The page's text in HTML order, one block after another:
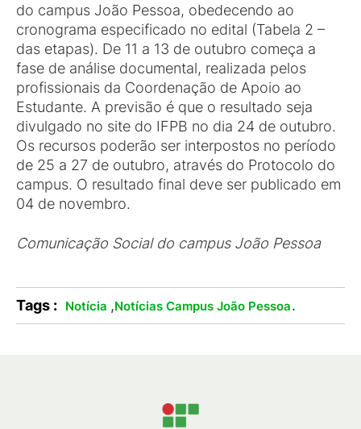
do campus João Pessoa, obedecendo ao
cronograma especificado no edital (Tabela 2 –
das etapas). De 11 a 13 de outubro começa a
fase de análise documental, realizada pelos
profissionais da Coordenação de Apoio ao
Estudante. A previsão é que o resultado seja
divulgado no site do IFPB no dia 24 de outubro.
Os recursos poderão ser interpostos no período
de 25 a 27 de outubro, através do Protocolo do
campus. O resultado final deve ser publicado em
04 de novembro.
Comunicação Social do campus João Pessoa
Tags : Notícia ,Notícias Campus João Pessoa.